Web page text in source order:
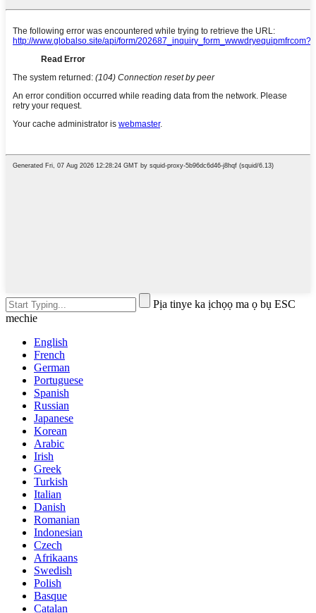
Pịa tinye ka ịchọọ ma ọ bụ ESC
mechie
English
French
German
Portuguese
Spanish
Russian
Japanese
Korean
Arabic
Irish
Greek
Turkish
Italian
Danish
Romanian
Indonesian
Czech
Afrikaans
Swedish
Polish
Basque
Catalan